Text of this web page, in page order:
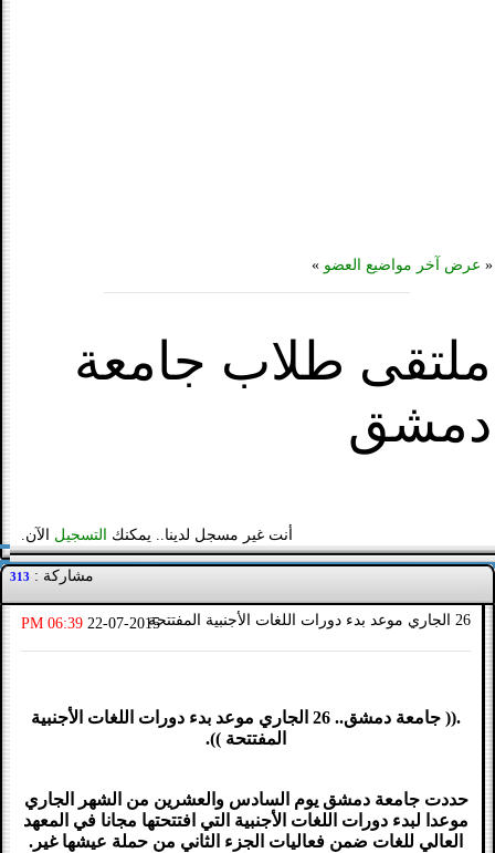
« عرض آخر مواضيع العضو »
ملتقى طلاب جامعة
دمشق
أنت غير مسجل لدينا.. يمكنك التسجيل الآن.
مشاركة : 313
26 الجاري موعد بدء دورات اللغات الأجنبية المفتتحة 22-07-2015
06:39 PM
.(( جامعة دمشق.. 26 الجاري موعد بدء دورات اللغات الأجنبية
المفتتحة )).
حددت جامعة دمشق يوم السادس والعشرين من الشهر الجاري
موعدا لبدء دورات اللغات الأجنبية التي افتتحتها مجانا في المعهد
العالي للغات ضمن فعاليات الجزء الثاني من حملة عيشها غير.